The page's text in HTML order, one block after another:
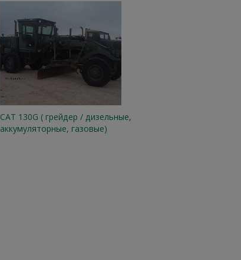
CAT 130G ( грейдер / дизельные,
аккумуляторные, газовые)